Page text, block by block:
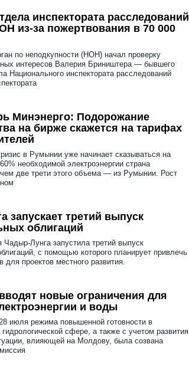
инспектората расследований
из-за пожертвования в 70 000
по неподкупности (НОН) начал проверку
интересов Валерия Бриништера — бывшего
Национального инспектората расследований
Минэнерго: Подорожание
на бирже скажется на тарифах
в Румынии уже начинает сказываться на
необходимой электроэнергии страна
две трети этого объема — из Румынии. Рост
запускает третий выпуск
облигаций
Чадыр-Лунга запустила третий выпуск
с помощью которого планирует привлечь
для проектов местного развития.
новые ограничения для
и воды
июля режима повышенной готовности в
гидрологической сфере, а также с учетом развития
влияющей на Молдову, была созвана